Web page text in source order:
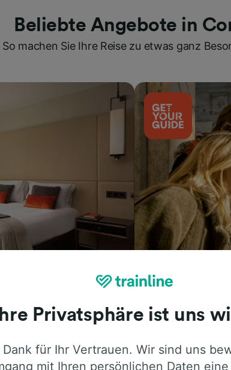
Beliebte Angebote in
So machen Sie Ihre Reise zu etwas ganz
ehrliche Meinung von Trainline-
Ihre Privatsphäre ist uns
für Ihr Vertrauen. Wir sind uns
mit Ihren persönlichen Daten